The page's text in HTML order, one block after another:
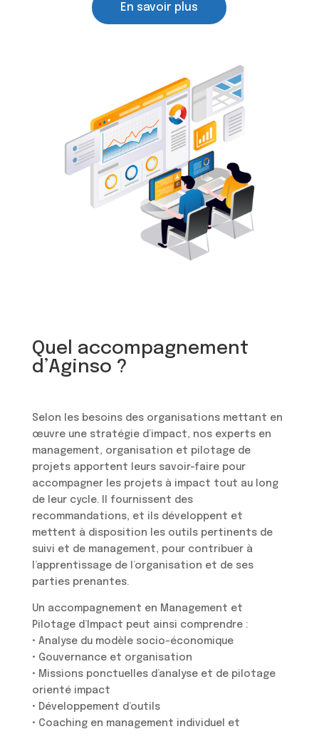
En savoir plus
Quel accompagnement
d’Aginso ?
Selon les besoins des organisations mettant en
œuvre une stratégie d’impact, nos experts en
management, organisation et pilotage de
projets apportent leurs savoir-faire pour
accompagner les projets à impact tout au long
de leur cycle. Il fournissent des
recommandations, et ils développent et
mettent à disposition les outils pertinents de
suivi et de management, pour contribuer à
l’apprentissage de l’organisation et de ses
parties prenantes.
Un accompagnement en Management et
Pilotage d’Impact peut ainsi comprendre :
• Analyse du modèle socio-économique
• Gouvernance et organisation
• Missions ponctuelles d’analyse et de pilotage
orienté impact
• Développement d’outils
• Coaching en management individuel et